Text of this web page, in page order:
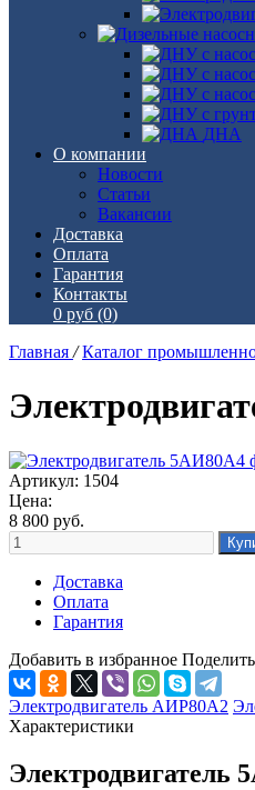
ДНА
О компании
Новости
Статьи
Вакансии
Доставка
Оплата
Гарантия
Контакты
0 руб (0)
Главная / Каталог
Артикул: 1504
Цена:
8 800 руб.
Доставка
Оплата
Гарантия
Добавить в избранное
Электродвигатель АИР80А2
Характеристики
Электродвигатель